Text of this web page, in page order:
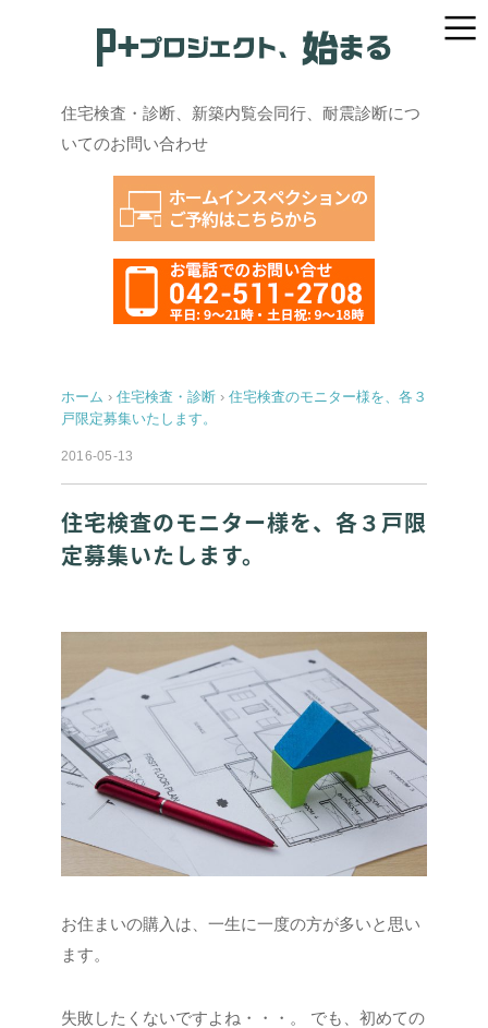
住宅検査・診断、新築内覧会同行、耐震診断につ
いてのお問い合わせ
ホーム › 住宅検査・診断 › 住宅検査のモニター様を、各３
戸限定募集いたします。
2016-05-13
住宅検査のモニター様を、各３戸限
定募集いたします。
お住まいの購入は、一生に一度の方が多いと思い
ます。
失敗したくないですよね・・・。
でも、初めての